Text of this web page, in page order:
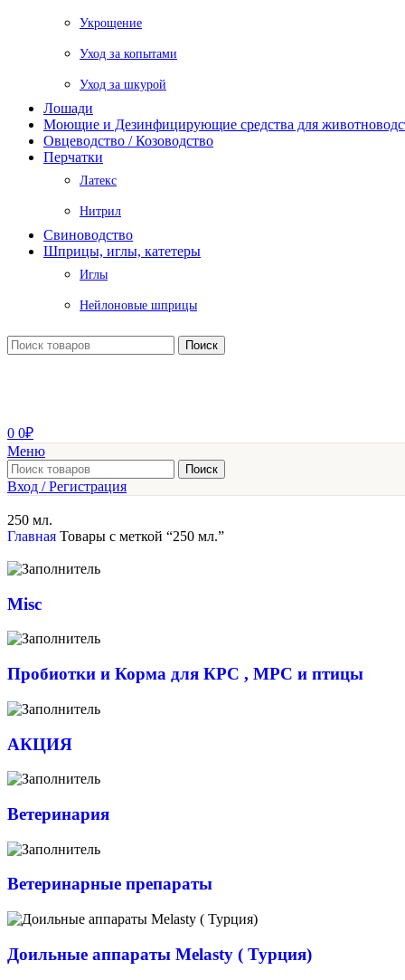
Укрощение
Уход за копытами
Уход за шкурой
Лошади
Моющие и Дезинфицирующие средства для
Овцеводство / Козоводство
Перчатки
Латекс
Нитрил
Свиноводство
Шприцы, иглы, катетеры
Иглы
Нейлоновые шприцы
Поиск
0 0₽
Меню
Поиск
Вход / Регистрация
250 мл.
Главная Товары с меткой “250 мл.”
Misc
Пробиотки и Корма для КРС , МРС и птицы
АКЦИЯ
Ветеринария
Ветеринарные препараты
Доильные аппараты Melasty ( Турция)